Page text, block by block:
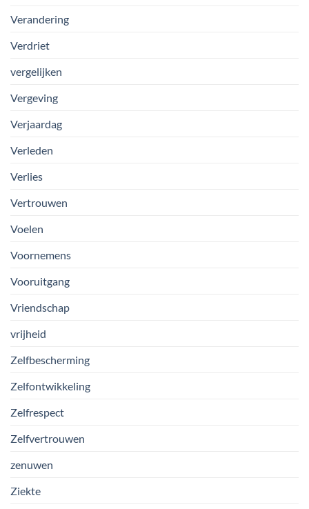
Verandering
Verdriet
vergelijken
Vergeving
Verjaardag
Verleden
Verlies
Vertrouwen
Voelen
Voornemens
Vooruitgang
Vriendschap
vrijheid
Zelfbescherming
Zelfontwikkeling
Zelfrespect
Zelfvertrouwen
zenuwen
Ziekte